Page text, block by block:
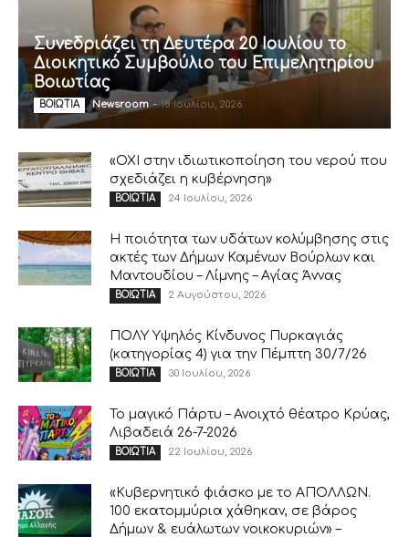
Συνεδριάζει τη Δευτέρα 20 Ιουλίου το
Διοικητικό Συμβούλιο του Επιμελητηρίου
Βοιωτίας
ΒΟΙΩΤΙΑ Newsroom - 18 Ιουλίου, 2026
«ΟΧΙ στην ιδιωτικοποίηση του νερού που
σχεδιάζει η κυβέρνηση»
ΒΟΙΩΤΙΑ 24 Ιουλίου, 2026
Η ποιότητα των υδάτων κολύμβησης στις
ακτές των Δήμων Καμένων Βούρλων και
Μαντουδίου – Λίμνης – Αγίας Άννας
ΒΟΙΩΤΙΑ 2 Αυγούστου, 2026
ΠΟΛΥ Υψηλός Κίνδυνος Πυρκαγιάς
(κατηγορίας 4) για την Πέμπτη 30/7/26
ΒΟΙΩΤΙΑ 30 Ιουλίου, 2026
Το μαγικό Πάρτυ – Ανοιχτό θέατρο Κρύας,
Λιβαδειά 26-7-2026
ΒΟΙΩΤΙΑ 22 Ιουλίου, 2026
«Κυβερνητικό φιάσκο με το ΑΠΟΛΛΩΝ.
100 εκατομμύρια χάθηκαν, σε βάρος
Δήμων & ευάλωτων νοικοκυριών» –